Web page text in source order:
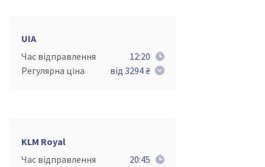
UIA
Час відправлення
12:20
Регулярна ціна
від 3294 ₴
KLM Royal
Час відправлення
20:45